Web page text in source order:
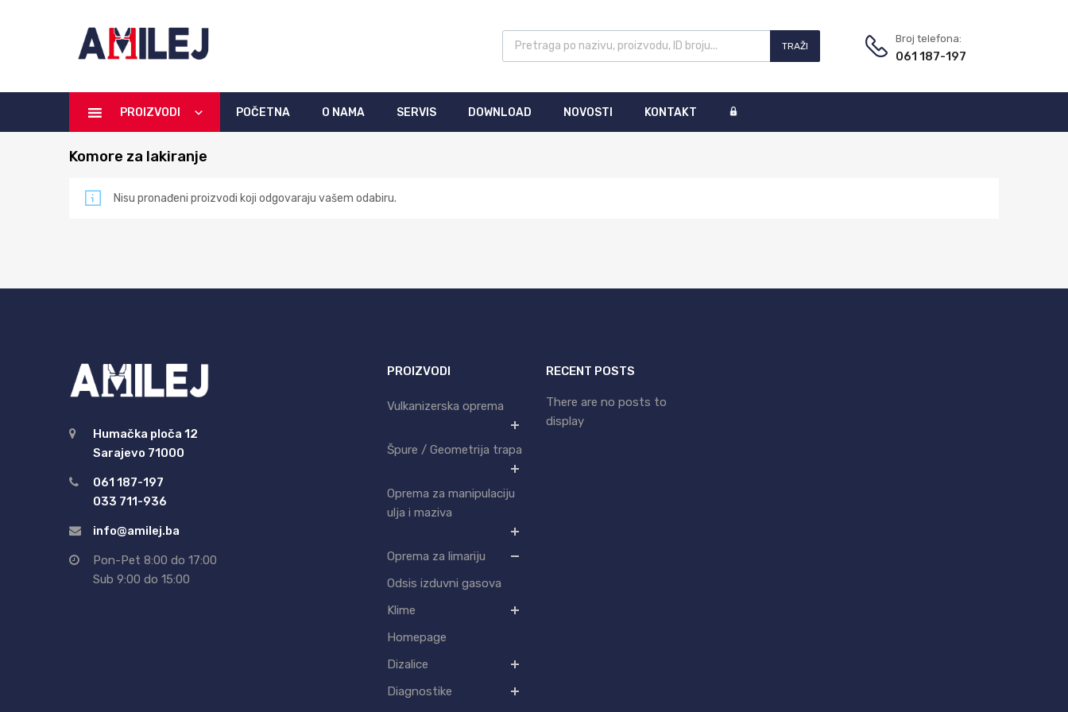
TRAŽI
Broj telefona:
061 187-197
PROIZVODI POČETNA O NAMA SERVIS DOWNLOAD NOVOSTI KONTAKT
Komore za lakiranje
Nisu pronađeni proizvodi koji odgovaraju vašem odabiru.
Humačka ploča 12
Sarajevo 71000
061 187-197
033 711-936
info@amilej.ba
Pon-Pet 8:00 do 17:00
Sub 9:00 do 15:00
PROIZVODI
Vulkanizerska oprema
Špure / Geometrija trapa
Oprema za manipulaciju
ulja i maziva
Oprema za limariju
Odsis izduvni gasova
Klime
Homepage
Dizalice
Diagnostike
RECENT POSTS
There are no posts to
display